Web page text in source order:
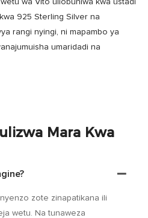
wa Vito uliobuniwa kwa ustadi
925 Sterling Silver na
rangi nyingi, ni mapambo ya
umaridadi na
Mara Kwa
zote zinapatikana ili
wetu. Na tunaweza